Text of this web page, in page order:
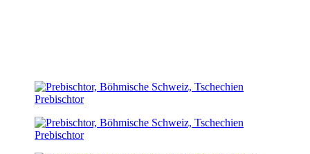
Prebischtor
Prebischtor